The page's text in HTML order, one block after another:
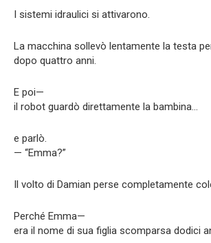
I sistemi idraulici si attivarono.
La macchina sollevò lentamente la testa
dopo quattro anni.
E poi—
il robot guardò direttamente la bambina…
e parlò.
— “Emma?”
Il volto di Damian perse completamente
Perché Emma—
era il nome di sua figlia scomparsa dodici